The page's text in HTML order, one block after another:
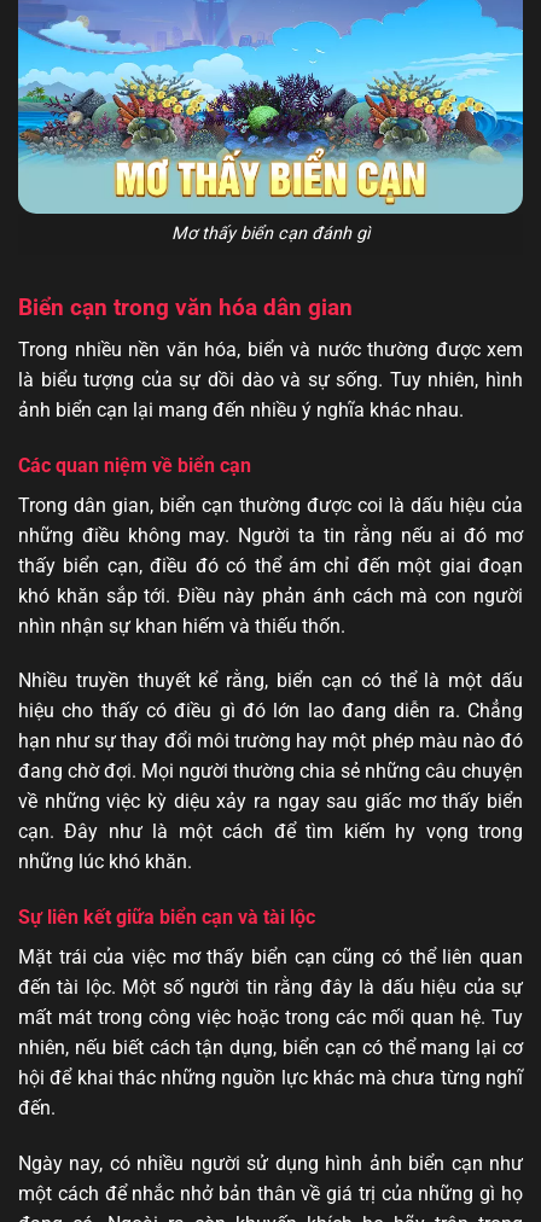
Mơ thấy biển cạn đánh gì
Biển cạn trong văn hóa dân gian
Trong nhiều nền văn hóa, biển và nước thường được xem
là biểu tượng của sự dồi dào và sự sống. Tuy nhiên, hình
ảnh biển cạn lại mang đến nhiều ý nghĩa khác nhau.
Các quan niệm về biển cạn
Trong dân gian, biển cạn thường được coi là dấu hiệu của
những điều không may. Người ta tin rằng nếu ai đó mơ
thấy biển cạn, điều đó có thể ám chỉ đến một giai đoạn
khó khăn sắp tới. Điều này phản ánh cách mà con người
nhìn nhận sự khan hiếm và thiếu thốn.
Nhiều truyền thuyết kể rằng, biển cạn có thể là một dấu
hiệu cho thấy có điều gì đó lớn lao đang diễn ra. Chẳng
hạn như sự thay đổi môi trường hay một phép màu nào đó
đang chờ đợi. Mọi người thường chia sẻ những câu chuyện
về những việc kỳ diệu xảy ra ngay sau giấc mơ thấy biển
cạn. Đây như là một cách để tìm kiếm hy vọng trong
những lúc khó khăn.
Sự liên kết giữa biển cạn và tài lộc
Mặt trái của việc mơ thấy biển cạn cũng có thể liên quan
đến tài lộc. Một số người tin rằng đây là dấu hiệu của sự
mất mát trong công việc hoặc trong các mối quan hệ. Tuy
nhiên, nếu biết cách tận dụng, biển cạn có thể mang lại cơ
hội để khai thác những nguồn lực khác mà chưa từng nghĩ
đến.
Ngày nay, có nhiều người sử dụng hình ảnh biển cạn như
một cách để nhắc nhở bản thân về giá trị của những gì họ